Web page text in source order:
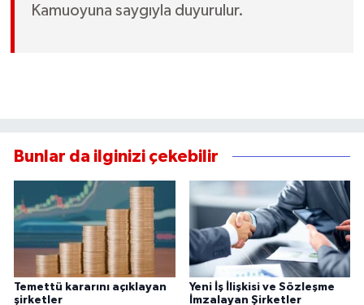
Kamuoyuna saygıyla duyurulur.
Bunlar da ilginizi çekebilir
Temettü kararını açıklayan
şirketler
Yeni İş İlişkisi ve Sözleşme
İmzalayan Şirketler